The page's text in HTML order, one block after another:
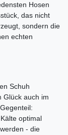
Hosen
das nicht
sondern die
echten
Schuh
Glück auch im
optimal
- die